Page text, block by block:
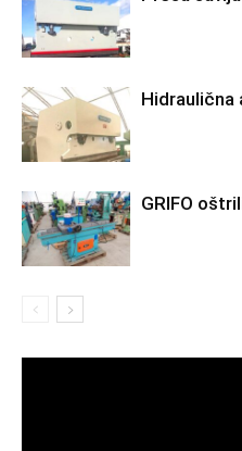
Hidraulična
GRIFO